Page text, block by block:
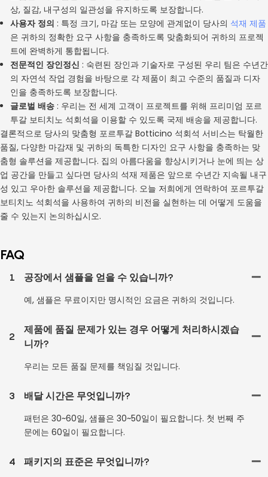
상, 질감, 내구성의 일관성을 유지하도록 보장합니다.
사용자 정의 : 특정 크기, 마감 또는 모양에 관계없이 당사의 석재 제품
은 귀하의 정확한 요구 사항을 충족하도록 맞춤화되어 귀하의 프로젝
트에 완벽하게 통합됩니다.
전문적인 장인정신 : 숙련된 장인과 기술자로 구성된 우리 팀은 수년간
의 자연석 작업 경험을 바탕으로 각 제품이 최고 수준의 품질과 디자
인을 충족하도록 보장합니다.
글로벌 배송 : 우리는 전 세계 고객이 프로젝트를 위해 프리미엄 포르
투갈 보티치노 석회석을 이용할 수 있도록 국제 배송을 제공합니다.
결론적으로 당사의 맞춤형 포르투갈 Botticino 석회석 서비스는 탁월한
품질, 다양한 마감재 및 귀하의 독특한 디자인 요구 사항을 충족하는 맞
춤형 솔루션을 제공합니다. 집의 아름다움을 향상시키거나 눈에 띄는 상
업 공간을 만들고 싶다면 당사의 석재 제품은 앞으로 수년간 지속될 내구
성 있고 우아한 솔루션을 제공합니다. 오늘 저희에게 연락하여 포르투갈
보티치노 석회석을 사용하여 귀하의 비전을 실현하는 데 어떻게 도움을
줄 수 있는지 논의하십시오.
FAQ
1
공장에서 샘플을 얻을 수 있습니까?
예, 샘플은 무료이지만 명시적인 요금은 귀하의 것입니다.
2
제품에 품질 문제가 있는 경우 어떻게 처리하시겠습
니까?
우리는 모든 품질 문제를 책임질 것입니다.
3
배달 시간은 무엇입니까?
패턴은 30~60일, 샘플은 30~50일이 필요합니다. 첫 번째 주
문에는 60일이 필요합니다.
4
패키지의 표준은 무엇입니까?